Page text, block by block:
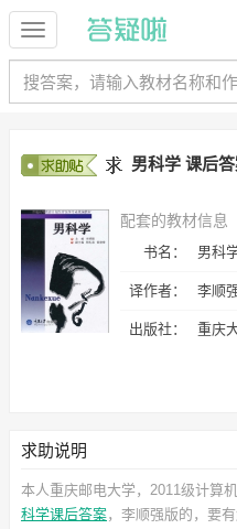
男科学 课后
配套的教材信息
书名： 男科
译作者： 李顺
出版社： 重庆
求助说明
本人重庆邮电大学，2011级计算
科学课后答案，李顺强版的，要